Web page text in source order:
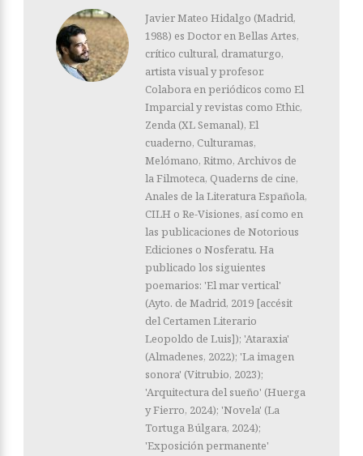
Javier Mateo Hidalgo (Madrid,
1988) es Doctor en Bellas Artes,
crítico cultural, dramaturgo,
artista visual y profesor.
Colabora en periódicos como El
Imparcial y revistas como Ethic,
Zenda (XL Semanal), El
cuaderno, Culturamas,
Melómano, Ritmo, Archivos de
la Filmoteca, Quaderns de cine,
Anales de la Literatura Española,
CILH o Re-Visiones, así como en
las publicaciones de Notorious
Ediciones o Nosferatu. Ha
publicado los siguientes
poemarios: 'El mar vertical'
(Ayto. de Madrid, 2019 [accésit
del Certamen Literario
Leopoldo de Luis]); 'Ataraxia'
(Almadenes, 2022); 'La imagen
sonora' (Vitrubio, 2023);
'Arquitectura del sueño' (Huerga
y Fierro, 2024); 'Novela' (La
Tortuga Búlgara, 2024);
'Exposición permanente'